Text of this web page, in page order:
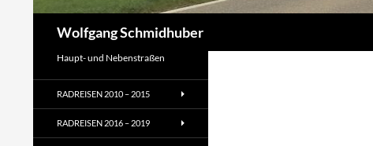
Wolfgang Schmidhuber
Haupt- und Nebenstraßen
RADREISEN 2010 – 2015
RADREISEN 2016 – 2019